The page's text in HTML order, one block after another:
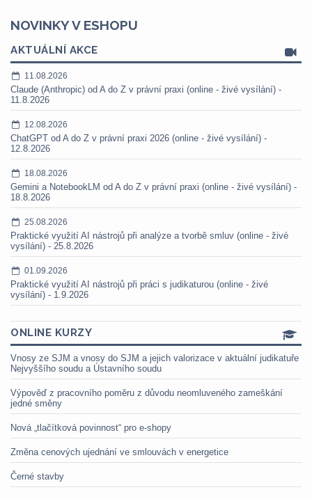
NOVINKY V ESHOPU
AKTUÁLNÍ AKCE
11.08.2026
Claude (Anthropic) od A do Z v právní praxi (online - živé vysílání) -
11.8.2026
12.08.2026
ChatGPT od A do Z v právní praxi 2026 (online - živé vysílání) -
12.8.2026
18.08.2026
Gemini a NotebookLM od A do Z v právní praxi (online - živé vysílání) -
18.8.2026
25.08.2026
Praktické využití AI nástrojů při analýze a tvorbě smluv (online - živé
vysílání) - 25.8.2026
01.09.2026
Praktické využití AI nástrojů při práci s judikaturou (online - živé
vysílání) - 1.9.2026
ONLINE KURZY
Vnosy ze SJM a vnosy do SJM a jejich valorizace v aktuální judikatuře
Nejvyššího soudu a Ústavního soudu
Výpověď z pracovního poměru z důvodu neomluveného zameškání
jedné směny
Nová „tlačítková povinnost“ pro e-shopy
Změna cenových ujednání ve smlouvách v energetice
Černé stavby